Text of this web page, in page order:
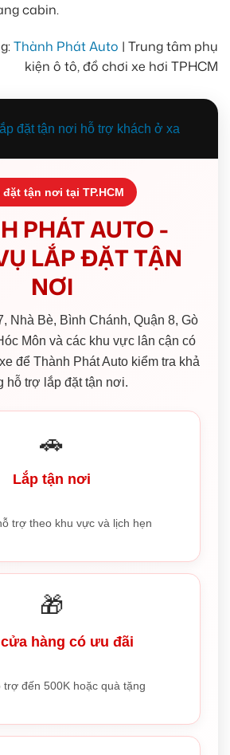
cabin.
Thành Phát Auto | Trung tâm phụ
kiện ô tô, đồ chơi xe hơi TPHCM
đặt tận nơi tại TP.HCM
PHÁT AUTO -
LẮP ĐẶT TẬN
NƠI
Nhà Bè, Bình Chánh, Quận 8, Gò
Môn và các khu vực lân cận có
để Thành Phát Auto kiểm tra khả
hỗ trợ lắp đặt tận nơi.
🚗
Lắp tận nơi
trợ theo khu vực và lịch hẹn
🎁
hàng có ưu đãi
trợ đến 500K hoặc quà tặng